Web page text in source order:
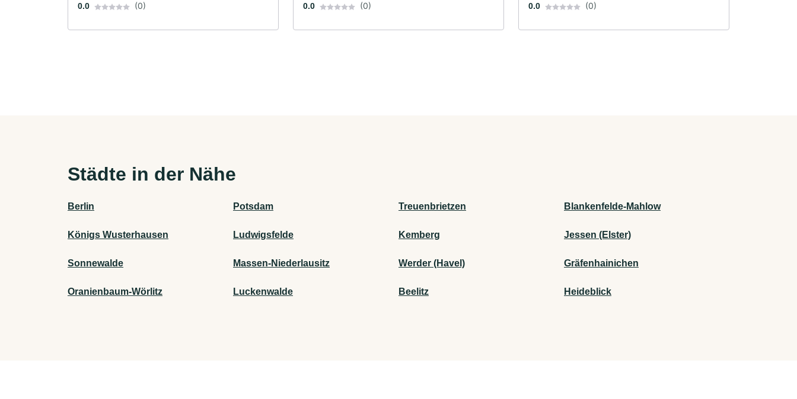
0.0 (0) 0.0 (0) 0.0 (0)
Städte in der Nähe
Berlin Potsdam Treuenbrietzen Blankenfelde-Mahlow
Königs Wusterhausen Ludwigsfelde Kemberg Jessen (Elster)
Sonnewalde Massen-Niederlausitz Werder (Havel) Gräfenhainichen
Oranienbaum-Wörlitz Luckenwalde Beelitz Heideblick